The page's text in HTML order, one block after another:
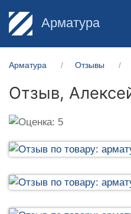
Арматура
Арматура Отзывы
Отзыв,